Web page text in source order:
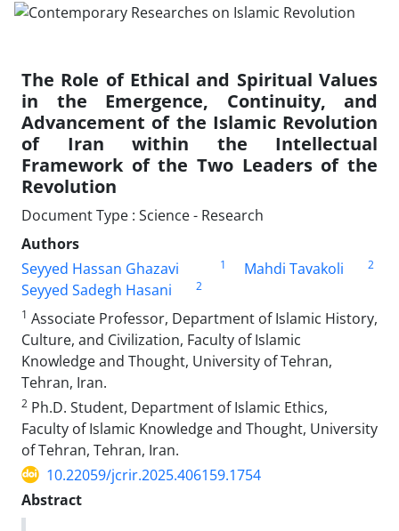
The Role of Ethical and Spiritual Values
in the Emergence, Continuity, and
Advancement of the Islamic Revolution
of Iran within the Intellectual
Framework of the Two Leaders of the
Revolution
Document Type : Science - Research
Authors
Seyyed Hassan Ghazavi
1 Mahdi Tavakoli 2
Seyyed Sadegh Hasani
2
1 Associate Professor, Department of Islamic History,
Culture, and Civilization, Faculty of Islamic
Knowledge and Thought, University of Tehran,
Tehran, Iran.
2 Ph.D. Student, Department of Islamic Ethics,
Faculty of Islamic Knowledge and Thought, University
of Tehran, Tehran, Iran.
10.22059/jcrir.2025.406159.1754
Abstract